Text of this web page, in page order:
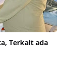
Terkait ada